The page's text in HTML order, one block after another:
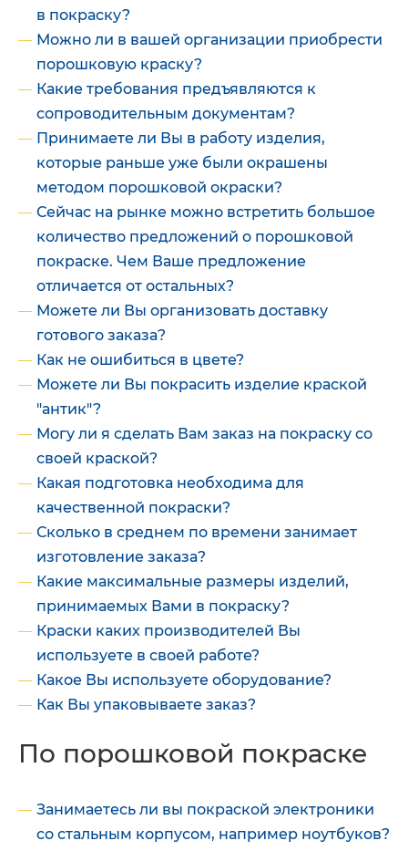
в покраску?
Можно ли в вашей организации приобрести
порошковую краску?
Какие требования предъявляются к
сопроводительным документам?
Принимаете ли Вы в работу изделия,
которые раньше уже были окрашены
методом порошковой окраски?
Сейчас на рынке можно встретить большое
количество предложений о порошковой
покраске. Чем Ваше предложение
отличается от остальных?
Можете ли Вы организовать доставку
готового заказа?
Как не ошибиться в цвете?
Можете ли Вы покрасить изделие краской
"антик"?
Могу ли я сделать Вам заказ на покраску со
своей краской?
Какая подготовка необходима для
качественной покраски?
Сколько в среднем по времени занимает
изготовление заказа?
Какие максимальные размеры изделий,
принимаемых Вами в покраску?
Краски каких производителей Вы
используете в своей работе?
Какое Вы используете оборудование?
Как Вы упаковываете заказ?
По порошковой покраске
Занимаетесь ли вы покраской электроники
со стальным корпусом, например ноутбуков?